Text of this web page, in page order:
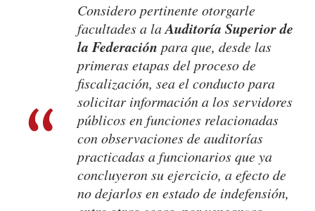
Considero pertinente otorgarle
facultades a laAuditoría Superior de
la Federación para que, desde las
primeras etapas del proceso de
fiscalización, sea el conducto para
solicitar información a los servidores
públicos en funciones relacionadas
con observaciones de auditorías
practicadas a funcionarios que ya
concluyeron su ejercicio, a efecto de
no dejarlos en estado de indefensión,